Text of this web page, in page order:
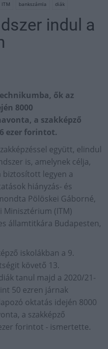
ITM bankszámla diák
indul a
ők az
8000
a szakképző
ezer forintot.
együtt, elindul
is, amelynek célja,
legyen a
hiányzás- és
Pölöskei Gáborné,
Minisztérium (ITM)
államtitkára Budapesten,
iskolákban a 9.
követő 13.
tanul majd a 2020/21-
50 ezren járnak
oktatás idején 8000
a szakképző
forintot - ismertette.